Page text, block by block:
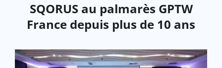
SQORUS au palmarès GPTW
France depuis plus de 10 ans